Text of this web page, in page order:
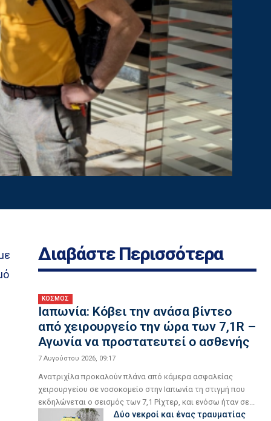
Διαβάστε Περισσότερα
ΚΟΣΜΟΣ
Ιαπωνία: Κόβει την ανάσα βίντεο
από χειρουργείο την ώρα των 7,1R –
Αγωνία να προστατευτεί ο ασθενής
7 Αυγούστου 2026, 09:17
Ανατριχίλα προκαλούν πλάνα από κάμερα ασφαλείας
χειρουργείου σε νοσοκομείο στην Ιαπωνία τη στιγμή που
εκδηλώνεται ο σεισμός των 7,1 Ρίχτερ, και ενόσω ήταν σε...
Δύο νεκροί και ένας τραυματίας